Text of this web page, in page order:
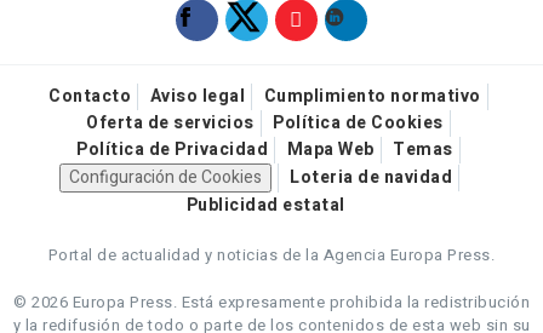
Contacto Aviso legal
Cumplimiento normativo
Oferta de servicios
Política de Cookies
Política de Privacidad
Mapa Web
Temas
Configuración de Cookies
Loteria de navidad
Publicidad estatal
Portal de actualidad y noticias de la Agencia Europa Press.
© 2026 Europa Press. Está expresamente prohibida la redistribución
y la redifusión de todo o parte de los contenidos de esta web sin su